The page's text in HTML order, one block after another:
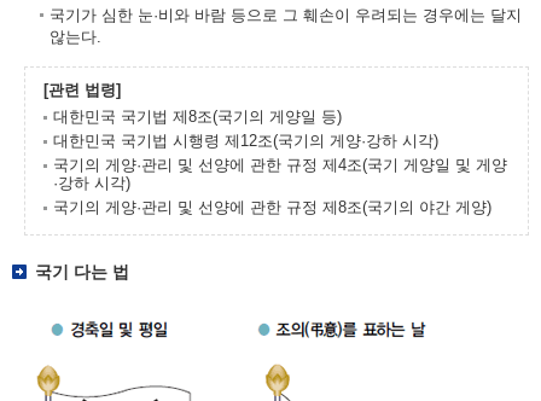
국기가 심한 눈·비와 바람 등으로 그 훼손이 우려되는 경우에는 달지
않는다.
[관련 법령]
대한민국 국기법 제8조(국기의 게양일 등)
대한민국 국기법 시행령 제12조(국기의 게양·강하 시각)
국기의 게양·관리 및 선양에 관한 규정 제4조(국기 게양일 및 게양
·강하 시각)
국기의 게양·관리 및 선양에 관한 규정 제8조(국기의 야간 게양)
국기 다는 법